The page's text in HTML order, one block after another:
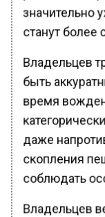
значительно
станут более
Владельцев
быть
время
даже
скопления
соблюдать
Владельцев